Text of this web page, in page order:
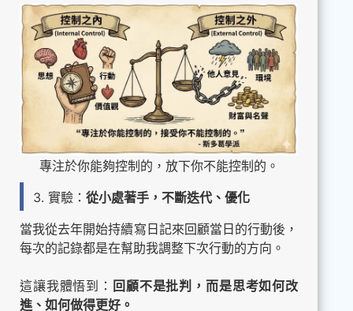
專注於你能夠控制的，放下你不能控制的。
3. 實驗： 從小處著手，不斷迭代、優化
當我從去年開始持續寫日記來回顧當日的行動後，
每次的記錄都是在幫助我調整下次行動的方向。
這讓我體悟到： 回顧不是批判，而是思考如何改
進、如何做得更好。